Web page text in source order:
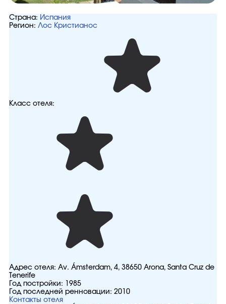
Страна: Испания
Регион: Лос Кристианос
Класс отеля:
Адрес отеля: Av. Ámsterdam, 4, 38650 Arona, Santa Cruz de
Tenerife
Год постройки:
1985
Год последней ренновации: 2010
Контакты отеля